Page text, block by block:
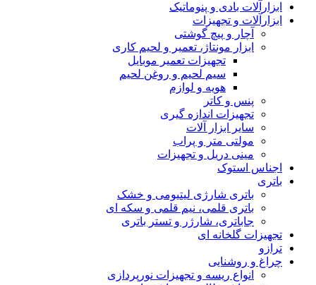
ابزارآلات بادی و پنوماتیک
ابزارآلات و تجهیزات
آچار و پیچ گوشتی
ابزار مونتاژ، تعمیر و لحیم کاری
تجهیزات تعمیر موبایل
سیم لحیم و روغن لحیم
هویه و لوازم
پنس و کاتر
تجهیزات اندازه گیری
سایر ابزار آلات
مولتی متر و پراب
مینی دریل و تجهیزات
اجناس استوک
باتری
باتری شارژی لیتیومی و خشک
باتری قلمی، نیم قلمی و سکه ای
جاباتری، شارژر و تستر باتری
تجهیزات گلخانه ای
ترازو
چراغ و روشنایی
انواع ریسه و تجهیزات نورپردازی